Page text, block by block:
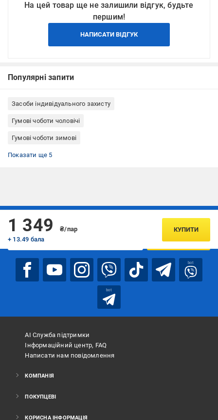
На цей товар ще не залишили відгук, будьте
першим!
НАПИСАТИ ВІДГУК
Популярні запити
Засоби індивідуального захисту
Гумові чоботи чоловічі
Гумові чоботи зимові
Гумові чоботи з протиковзкою підошвою
Гумові чоботи 42
Зимові гумові чоботи чоловічі
Гумові чоботи з металевим підноском
Гумові чоботи з підноском
Показати ще 5
1 349
₴/пар
+ 13.49 бала
КУПИТИ
Підписуйтесь, щоб дізнаватись першим про акції та пропозиції
ПІДПИСАТИСЯ
bot
bot
АІ Служба підтримки
Інформаційний центр, FAQ
Написати нам повідомлення
КОМПАНІЯ
ПОКУПЦЕВІ
КОРИСНА ІНФОРМАЦІЯ